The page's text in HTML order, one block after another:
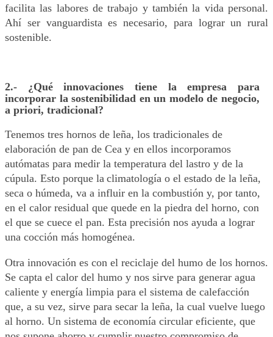
facilita las labores de trabajo y también la vida personal.
Ahí ser vanguardista es necesario, para lograr un rural
sostenible.
2.- ¿Qué innovaciones tiene la empresa para
incorporar la sostenibilidad en un modelo de negocio,
a priori, tradicional?
Tenemos tres hornos de leña, los tradicionales de
elaboración de pan de Cea y en ellos incorporamos
autómatas para medir la temperatura del lastro y de la
cúpula. Esto porque la climatología o el estado de la leña,
seca o húmeda, va a influir en la combustión y, por tanto,
en el calor residual que quede en la piedra del horno, con
el que se cuece el pan. Esta precisión nos ayuda a lograr
una cocción más homogénea.
Otra innovación es con el reciclaje del humo de los hornos.
Se capta el calor del humo y nos sirve para generar agua
caliente y energía limpia para el sistema de calefacción
que, a su vez, sirve para secar la leña, la cual vuelve luego
al horno. Un sistema de economía circular eficiente, que